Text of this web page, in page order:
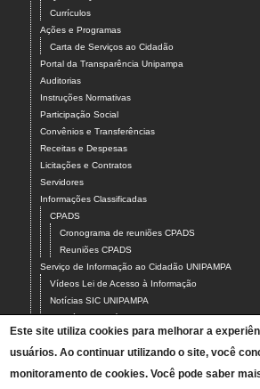
Currículos
Ações e Programas
Carta de Serviços ao Cidadão
Portal da Transparência Unipampa
Auditorias
Instruções Normativas
Participação Social
Convênios e Transferências
Receitas e Despesas
Licitações e Contratos
Servidores
Informações Classificadas
CPADS
Cronograma de reuniões CPADS
Reuniões CPADS
Serviço de Informação ao Cidadão UNIPAMPA
Vídeos Lei de Acesso à Informação
Notícias SIC UNIPAMPA
Relatórios Estatísticos SIC UNIPAMPA
Fluxograma SIC UNIPAMPA
Perguntas Frequentes
Dados Abertos
Este site utiliza cookies para melhorar a
usuários. Ao continuar utilizando o site, você
monitoramento de cookies. Você pode saber